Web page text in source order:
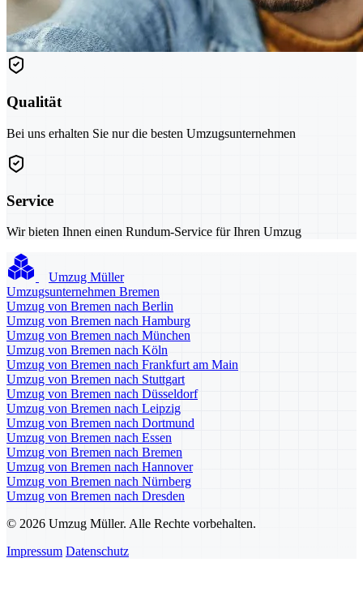
Qualität
Bei uns erhalten Sie nur die besten Umzugsunternehmen
Service
Wir bieten Ihnen einen Rundum-Service für Ihren Umzug
Umzug Müller
Umzugsunternehmen Bremen
Umzug von Bremen nach Berlin
Umzug von Bremen nach Hamburg
Umzug von Bremen nach München
Umzug von Bremen nach Köln
Umzug von Bremen nach Frankfurt am Main
Umzug von Bremen nach Stuttgart
Umzug von Bremen nach Düsseldorf
Umzug von Bremen nach Leipzig
Umzug von Bremen nach Dortmund
Umzug von Bremen nach Essen
Umzug von Bremen nach Bremen
Umzug von Bremen nach Hannover
Umzug von Bremen nach Nürnberg
Umzug von Bremen nach Dresden
© 2026 Umzug Müller. Alle Rechte vorbehalten.
Impressum Datenschutz